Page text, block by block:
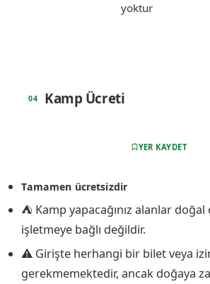
yoktur
Kamp Ücreti
YER KAYDET
Tamamen ücretsizdir
⛺ Kamp yapacağınız alanlar
işletmeye bağlı değildir.
⚠️ Girişte herhangi bir bilet veya
gerekmemektedir, ancak doğaya